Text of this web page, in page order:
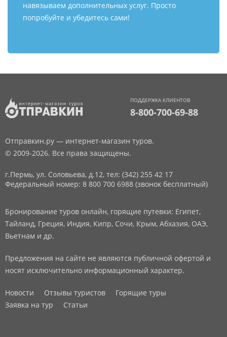
навязываем дополнительных услуг. Просто
попробуйте и убедитесь сами!
ПОДДЕРЖКА КЛИЕНТОВ
8-800-700-69-88
Отправкин.ру — интернет-магазин туров.
© 2009-2026. Все права защищены.
г.Пермь, ул. Соловьева, д.12, тел: (342) 255 42 17
Федеральный номер: 8 800 700 6988 (звонок бесплатный)
Бронирование туров онлайн, горящие путевки: Египет,
Тайланд, Греция, Индия, Кипр, Сочи, Крым, Абхазия, ОАЭ,
Вьетнам и др.
Предложения на сайте не являются публичной офертой и
носят исключительно информационный характер.
Новости Отзывы туристов
Горящие туры
Заявка на тур
Статьи